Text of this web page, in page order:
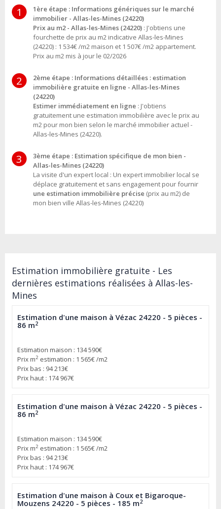
1
1ère étape : Informations génériques sur le marché
immobilier - Allas-les-Mines (24220)
Prix au m2 - Allas-les-Mines (24220) : J'obtiens une
fourchette de prix au m2 indicative Allas-les-Mines
(24220) : 1 534€ /m2 maison et 1 507€ /m2 appartement.
Prix au m2 mis à jour le 02/2026
2
2ème étape : Informations détaillées : estimation
immobilière gratuite en ligne - Allas-les-Mines
(24220)
Estimer immédiatement en ligne : J'obtiens
gratuitement une estimation immobilière avec le prix au
m2 pour mon bien selon le marché immobilier actuel -
Allas-les-Mines (24220).
3
3ème étape : Estimation spécifique de mon bien -
Allas-les-Mines (24220)
La visite d'un expert local : Un expert immobilier local se
déplace gratuitement et sans engagement pour fournir
une estimation immobilière précise (prix au m2) de
mon bien ville Allas-les-Mines (24220)
Estimation immobilière gratuite - Les
dernières estimations réalisées à Allas-les-
Mines
Estimation d'une maison à Vézac 24220 - 5 pièces -
86 m2
Estimation maison : 134 590€
Prix m2 estimation : 1 565€ /m2
Prix bas : 94 213€
Prix haut : 174 967€
Estimation d'une maison à Vézac 24220 - 5 pièces -
86 m2
Estimation maison : 134 590€
Prix m2 estimation : 1 565€ /m2
Prix bas : 94 213€
Prix haut : 174 967€
Estimation d'une maison à Coux et Bigaroque-
Mouzens 24220 - 5 pièces - 185 m2